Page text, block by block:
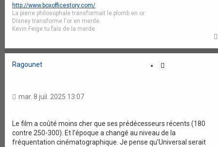
http://www.boxofficestory.com/
La pierre philosophale transformait le plomb en or.
Disney transforme l'or en merde.
Kevin Feige tu fais de la merde.
Ragounet
o
n
mar. 8 juil. 2025 13:07
Le film a coûté moins cher que ses prédécesseurs récents (180
contre 250-300). Et l'époque a changé au niveau de la
fréquentation cinématographique. Je pense qu'Universal serait